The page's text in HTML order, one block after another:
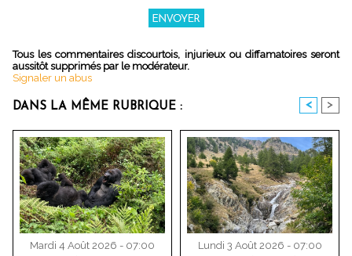
Tous les commentaires discourtois, injurieux ou diffamatoires seront
aussitôt supprimés par le modérateur.
Signaler un abus
DANS LA MÊME RUBRIQUE : < >
Mardi 4 Août 2026 - 07:00
Lundi 3 Août 2026 - 07:00